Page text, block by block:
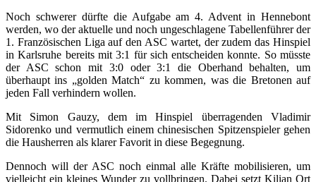
Noch schwerer dürfte die Aufgabe am 4. Advent in Hennebont
werden, wo der aktuelle und noch ungeschlagene Tabellenführer der
1. Französischen Liga auf den ASC wartet, der zudem das Hinspiel
in Karlsruhe bereits mit 3:1 für sich entscheiden konnte. So müsste
der ASC schon mit 3:0 oder 3:1 die Oberhand behalten, um
überhaupt ins „golden Match“ zu kommen, was die Bretonen auf
jeden Fall verhindern wollen.
Mit Simon Gauzy, dem im Hinspiel überragenden Vladimir
Sidorenko und vermutlich einem chinesischen Spitzenspieler gehen
die Hausherren als klarer Favorit in diese Begegnung.
Dennoch will der ASC noch einmal alle Kräfte mobilisieren, um
vielleicht ein kleines Wunder zu vollbringen. Dabei setzt Kilian Ort